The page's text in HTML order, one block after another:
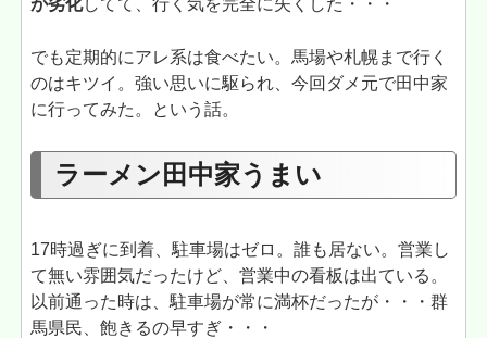
でも定期的にアレ系は食べたい。馬場や札幌まで行く
のはキツイ。強い思いに駆られ、今回ダメ元で田中家
に行ってみた。という話。
ラーメン田中家うまい
17時過ぎに到着、駐車場はゼロ。誰も居ない。営業し
て無い雰囲気だったけど、営業中の看板は出ている。
以前通った時は、駐車場が常に満杯だったが・・・群
馬県民、飽きるの早すぎ・・・